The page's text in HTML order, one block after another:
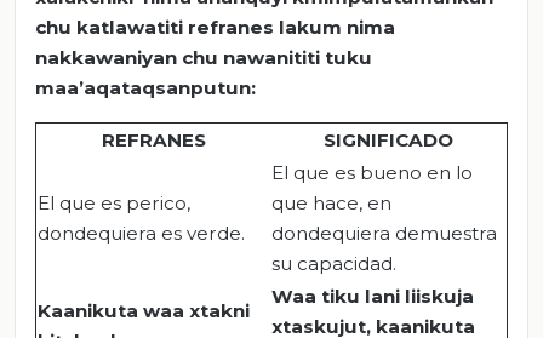
chu katlawatiti refranes lakum nima
nakkawaniyan chu nawanititi tuku
maa’aqataqsanputun:
REFRANES SIGNIFICADO
El que es perico,
dondequiera es verde.
El que es bueno en lo
que hace, en
dondequiera demuestra
su capacidad.
Kaanikuta waa xtakni
Waa tiku lani liiskuja
xtaskujut, kaanikuta